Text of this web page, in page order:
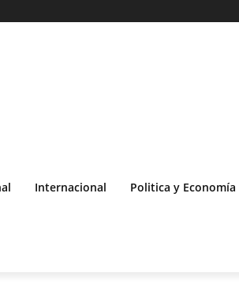
Internacional Politica y Economía